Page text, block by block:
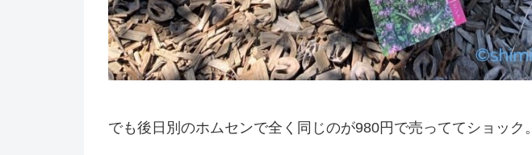
でも後日別のホムセンで全く同じのが980円で売っててショック。